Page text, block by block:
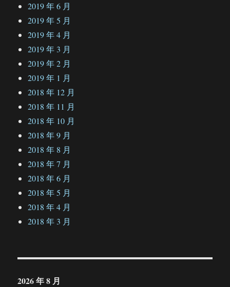
2019 年 6 月
2019 年 5 月
2019 年 4 月
2019 年 3 月
2019 年 2 月
2019 年 1 月
2018 年 12 月
2018 年 11 月
2018 年 10 月
2018 年 9 月
2018 年 8 月
2018 年 7 月
2018 年 6 月
2018 年 5 月
2018 年 4 月
2018 年 3 月
2026 年 8 月